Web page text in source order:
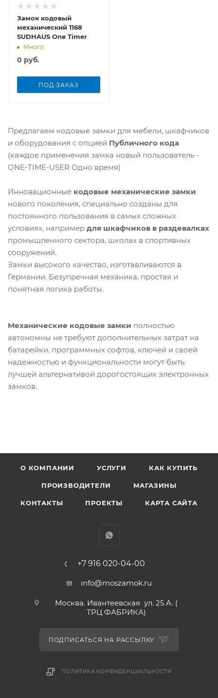
Замок кодовый
механический 1168
SUDHAUS One Timer
Много
0 руб.
ПОД ЗАКАЗ
Предлагаем кодовые замки для мебели, шкафчиков
и оборудования с опцией Публичного кода
(каждое применения замка новый пользователь -
ONE-TIME-USER Одно время)
Инновационные кодовые механические замки
нового поколения, специально созданы для
постоянного пользования в самых сложных
условиях, например для шкафчиков в раздевалках
промышленного сектора, школах в спортивных
сооружений.
Замки высокого качество, изготавливаются в
Германии. Безупречная механика, простая и
понятная логика работы.
Механические кодовые замки полностью
автономны не требуют дополнительных затрат на
батарейки, программных софтов, ключей и своей
надежностью и функциональности могут быть
лучшей альтернативой дорогостоящих электронных
замков.
О КОМПАНИИ УСЛУГИ КАК КУПИТЬ
ПРОИЗВОДИТЕЛИ МАГАЗИНЫ
КОНТАКТЫ ПРОЕКТЫ КАРТА САЙТА
+7 916 020-04-00
info@moszamok.ru
Москва. Ивантеевская ул. 25 А. (
ТРЦ ФАБРИКА)
ПОДПИСАТЬСЯ НА РАССЫЛКУ
ПОЛИТИКА КОНФИДЕНЦИАЛЬНОСТИ